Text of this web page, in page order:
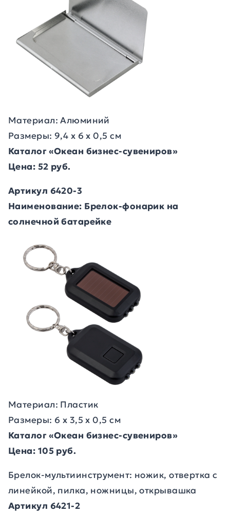
Материал: Алюминий
Размеры: 9,4 х 6 х 0,5 см
Каталог «Океан бизнес-сувениров»
Цена: 52 руб.
Артикул 6420-3
Наименование: Брелок-фонарик на
солнечной батарейке
Материал: Пластик
Размеры: 6 х 3,5 х 0,5 см
Каталог «Океан бизнес-сувениров»
Цена: 105 руб.
Брелок-мультиинструмент: ножик, отвертка с
линейкой, пилка, ножницы, открывашка
Артикул 6421-2